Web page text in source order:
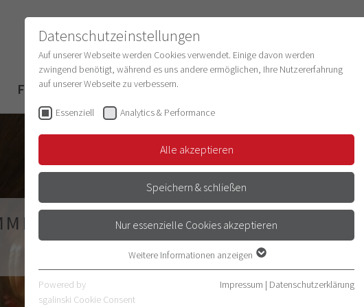
Forschung Struktur & Entwicklung
Datenschutzeinstellungen
Auf unserer Webseite werden Cookies verwendet. Einige davon werden
zwingend benötigt, während es uns andere ermöglichen, Ihre Nutzererfahrung
auf unserer Webseite zu verbessern.
Essenziell Analytics & Performance
Alle akzeptieren
Speichern & schließen
Nur essenzielle Cookies akzeptieren
Essenzielle Cookies werden für grundlegende Funktionen der Webseite
benötigt. Dadurch ist gewährleistet, dass die Webseite einwandfrei
Weitere Informationen anzeigen
Powered by
sgalinski Cookie Consent
Impressum | Datenschutzerklärung